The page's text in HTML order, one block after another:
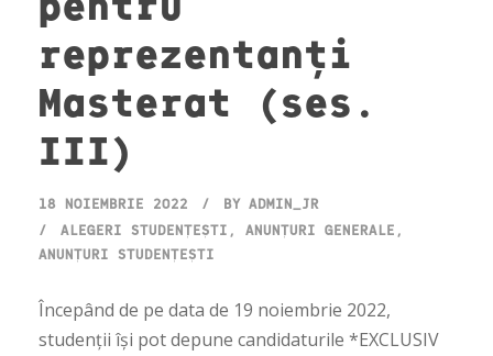
reprezentanți
Masterat (ses.
III)
18 NOIEMBRIE 2022 BY ADMIN_JR
ALEGERI STUDENȚEȘTI , ANUNȚURI GENERALE ,
ANUNȚURI STUDENȚEȘTI
Începând de pe data de 19 noiembrie 2022,
studenții își pot depune candidaturile *EXCLUSIV